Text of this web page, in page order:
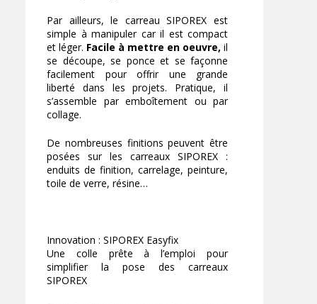
Par ailleurs, le carreau SIPOREX est
simple à manipuler car il est compact
et léger. Facile à mettre en oeuvre, il
se découpe, se ponce et se façonne
facilement pour offrir une grande
liberté dans les projets. Pratique, il
s’assemble par emboîtement ou par
collage.
De nombreuses finitions peuvent être
posées sur les carreaux SIPOREX :
enduits de finition, carrelage, peinture,
toile de verre, résine…
Innovation : SIPOREX Easyfix
Une colle prête à l’emploi pour
simplifier la pose des carreaux
SIPOREX